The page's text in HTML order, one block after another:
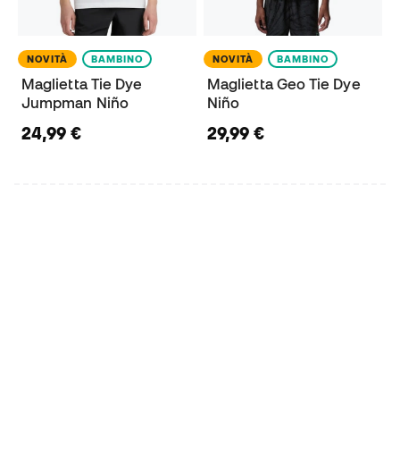
NOVITÀ BAMBINO
Maglietta Tie Dye
Jumpman Niño
24,99 €
NOVITÀ BAMBINO
Maglietta Geo Tie Dye
Niño
29,99 €